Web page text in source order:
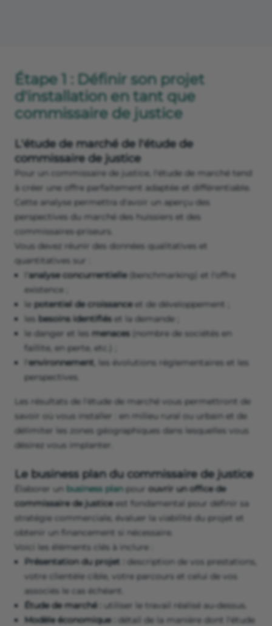
Étape 1 : Définir son projet
d'installation en tant que
commissaire de justice
L'étude de marché de l'étude de
commissaire de justice
Pour un commissaire de justice, l'étude de marché tend
à créer une offre parfaitement adaptée et différentiable.
Cette analyse permettra d'avoir un aperçu des
perspectives du marché des huissiers et des
commissaires-priseurs.
Vous devez réunir des données qualitatives et
quantitatives sur :
analyse concurrentielle(benchmarking) et l'offre
existence ;
le potentiel de croissanceet de développement ;
les besoins identifiés et la demande ;
le danger et les menaces (nombre de sociétés en
faillite, en perte, etc.) ;
environnement , les évolutions réglementaires et les
perspectives.
Les résultats de l'étude de marché vous permettront de
savoir où vous installer : en milieu rural ou urbain et de
délimiter les zones géographiques dans lesquelles vous
désirez vous implanter.
Le business plan du commissaire de justice
Élaborer un business planpour ouvrir un office de
commissaire de justiceest fondamental pour définir sa
stratégie commerciale, évaluer la viabilité du projet et
obtenir un financement si nécessaire.
Voici les éléments clés à inclure :
Présentation du projet :
description de vos prestations,
votre clientèle cible, votre parcours et celui de vos
associés le cas échéant.
Étude de marché :
utiliser le travail réalisé au-dessus.
Modèle économique :
détail de la manière dont l'étude